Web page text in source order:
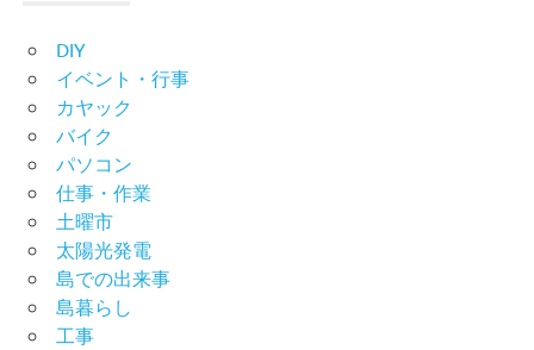
DIY
イベント・行事
カヤック
バイク
パソコン
仕事・作業
土曜市
太陽光発電
島での出来事
島暮らし
工事